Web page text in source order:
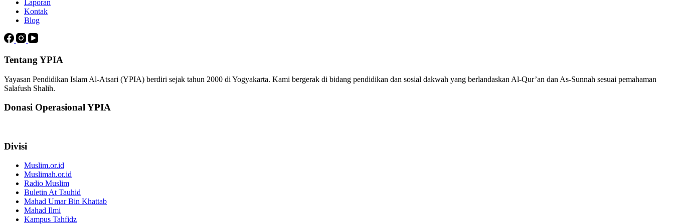
Laporan
Kontak
Blog
Tentang YPIA
Yayasan Pendidikan Islam Al-Atsari (YPIA) berdiri sejak tahun 2000 di Yogyakarta. Kami bergerak di bidang pendidikan dan sosial dakwah yang berlandaskan Al-Qur’an dan As-Sunnah sesuai pemahaman
Salafush Shalih.
Donasi Operasional YPIA
Divisi
Muslim.or.id
Muslimah.or.id
Radio Muslim
Buletin At Tauhid
Mahad Umar Bin Khattab
Mahad Ilmi
Kampus Tahfidz